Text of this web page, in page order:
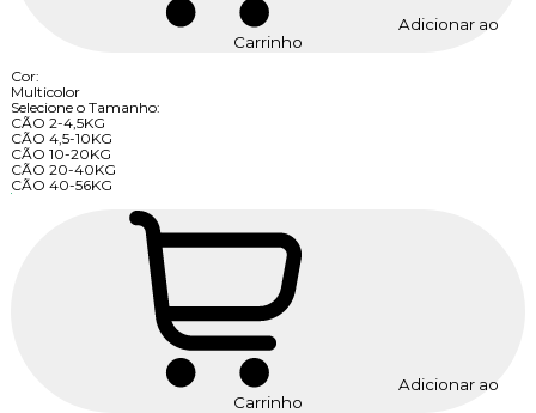
Adicionar ao
Carrinho
Cor:
Multicolor
Selecione o Tamanho:
CÃO 2-4,5KG
CÃO 4,5-10KG
CÃO 10-20KG
CÃO 20-40KG
CÃO 40-56KG
Adicionar ao
Carrinho